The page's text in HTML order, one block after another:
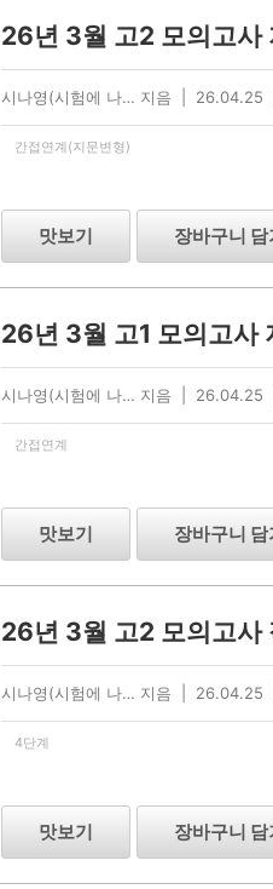
26년 3월 고2 모의고사
시나영(시험에 나… 지음 | 26.04.25
간접연계(지문변형)
맛보기 장바구니 담
26년 3월 고1 모의고사
시나영(시험에 나… 지음 | 26.04.25
간접연계
맛보기 장바구니 담
26년 3월 고2 모의고사
시나영(시험에 나… 지음 | 26.04.25
4단계
맛보기 장바구니 담